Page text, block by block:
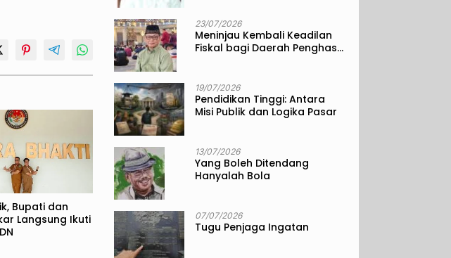
Bupati dan
Langsung Ikuti
23/07/2026
Meninjau Kembali Keadilan
Fiskal bagi Daerah Penghasil
19/07/2026
Pendidikan Tinggi: Antara
Misi Publik dan Logika Pasar
13/07/2026
Yang Boleh Ditendang
Hanyalah Bola
07/07/2026
Tugu Penjaga Ingatan